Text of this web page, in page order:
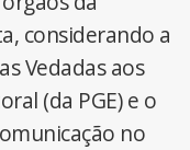
considerando a
Vedadas aos
(da PGE) e o
no